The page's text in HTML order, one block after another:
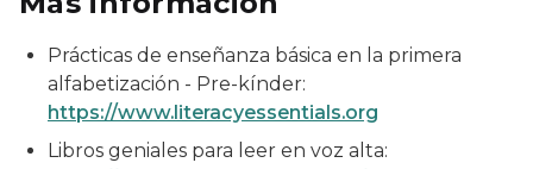
Prácticas de enseñanza básica en la primera
alfabetización - Pre-kínder:
https://www.literacyessentials.org
Libros geniales para leer en voz alta: